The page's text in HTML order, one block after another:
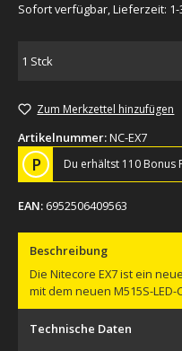
Sofort verfügbar, Lieferzeit: 1-
Zum Merkzettel hinzufügen
Artikelnummer:NC-EX7
P Du erhältst 110 Bonus
EAN: 6952506409563
Beschreibung
Die Nitecore EX7 ist ein
mit dem neuen M515S-
Technische Daten